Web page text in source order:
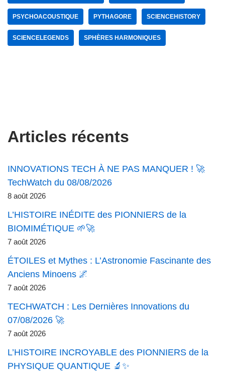
PSYCHOACOUSTIQUE PYTHAGORE SCIENCEHISTORY
SCIENCELEGENDS SPHÈRES HARMONIQUES
Articles récents
INNOVATIONS TECH À NE PAS MANQUER ! 🚀
TechWatch du 08/08/2026
8 août 2026
L’HISTOIRE INÉDITE des PIONNIERS de la
BIOMIMÉTIQUE 🌱🚀
7 août 2026
ÉTOILES et Mythes : L’Astronomie Fascinante des
Anciens Minoens 🌌
7 août 2026
TECHWATCH : Les Dernières Innovations du
07/08/2026 🚀
7 août 2026
L’HISTOIRE INCROYABLE des PIONNIERS de la
PHYSIQUE QUANTIQUE 🔬✨